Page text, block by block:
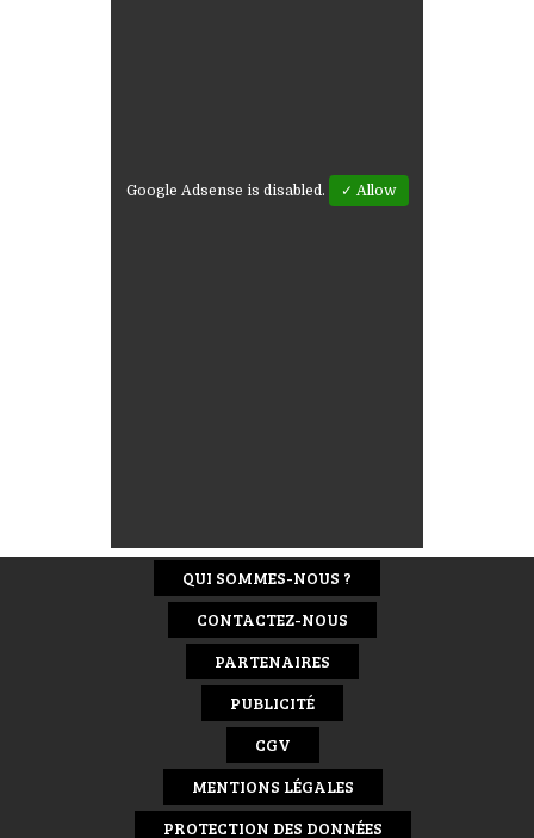
Google Adsense is disabled. ✓ Allow
QUI SOMMES-NOUS ?
CONTACTEZ-NOUS
PARTENAIRES
PUBLICITÉ
CGV
MENTIONS LÉGALES
PROTECTION DES DONNÉES